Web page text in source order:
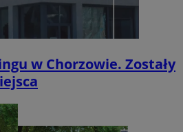
w Chorzowie. Zostały